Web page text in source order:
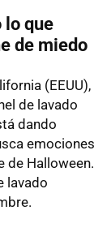
lo que
de miedo
(EEUU),
de lavado
dando
emociones
de Halloween.
lavado